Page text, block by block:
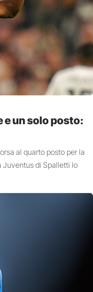
e un solo posto:
al quarto posto per la
Juventus di Spalletti lo